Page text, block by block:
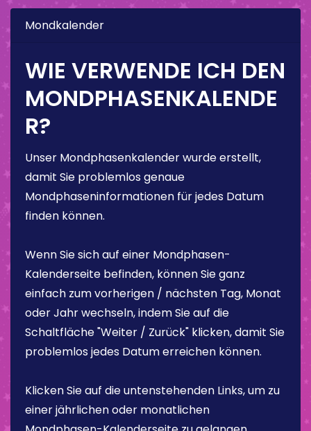
Mondkalender
WIE VERWENDE ICH DEN
MONDPHASENKALENDE
R?
Unser Mondphasenkalender wurde erstellt,
damit Sie problemlos genaue
Mondphaseninformationen für jedes Datum
finden können.
Wenn Sie sich auf einer Mondphasen-
Kalenderseite befinden, können Sie ganz
einfach zum vorherigen / nächsten Tag, Monat
oder Jahr wechseln, indem Sie auf die
Schaltfläche "Weiter / Zurück" klicken, damit Sie
problemlos jedes Datum erreichen können.
Klicken Sie auf die untenstehenden Links, um zu
einer jährlichen oder monatlichen